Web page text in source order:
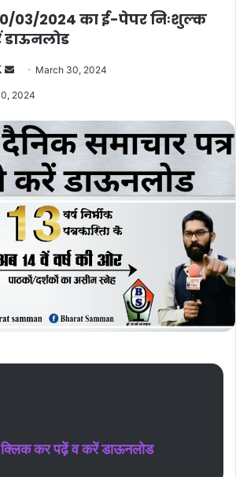
03/2024 का ई-पेपर निःशुल्क
डाऊनलोड
Follow
Send March 30, 2024
2024
कर पढ़ें व करें डाऊनलोड